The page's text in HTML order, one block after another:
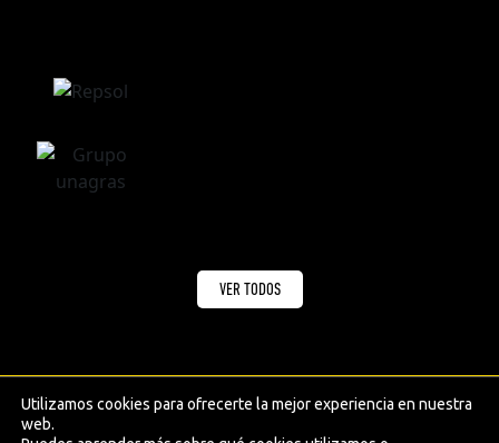
VER TODOS
Utilizamos cookies para ofrecerte la mejor experiencia en nuestra
web.